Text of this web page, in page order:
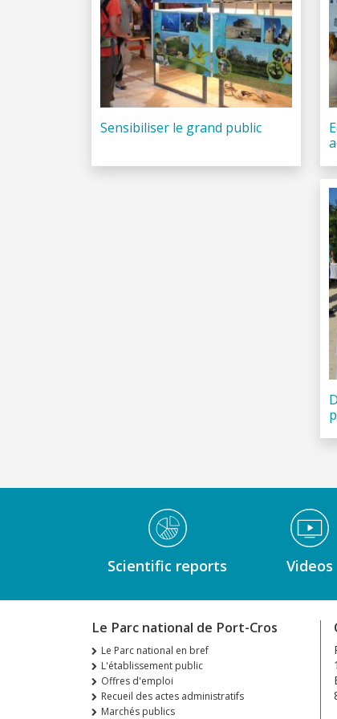
Sensibiliser le grand public
Médiathèque Footer
Scientific reports Videos
Le Parc national de Port-Cros
Le Parc national en bref
L'établissement public
Offres d'emploi
Recueil des actes administratifs
Marchés publics